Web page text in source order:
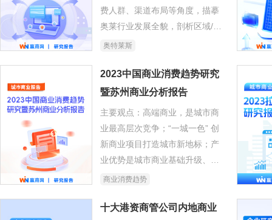
费人群、渠道布局等角度，描摹
奥莱行业发展全貌，剖析区域/城
市分布特征及城市进入机会等，
机会。
奥特莱斯
2023中国商业消费趋势研究
暨苏州商业分析报告
主要观点：高端商业，是城市商
业最高层次竞争；“一城一色” 创
新商业项目打造城市新地标；产
业优势是城市商业基础升级、结
构优化的长久动力；苏州消费基
商业消费趋势
十大港资商管公司内地商业